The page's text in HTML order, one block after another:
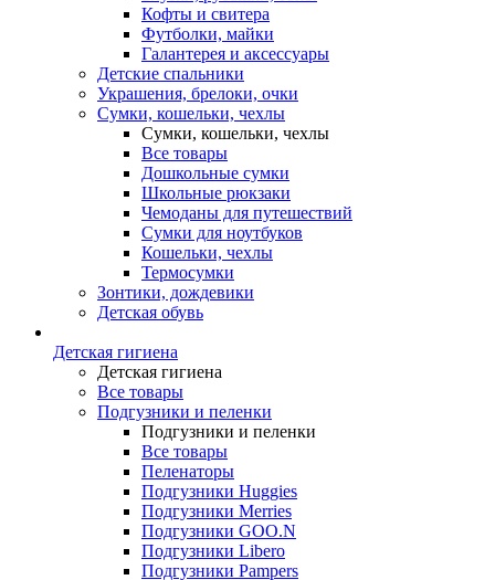
Кофты и свитера
Футболки, майки
Галантерея и аксессуары
Детские спальники
Украшения, брелоки, очки
Сумки, кошельки, чехлы
Сумки, кошельки, чехлы
Все товары
Дошкольные сумки
Школьные рюкзаки
Чемоданы для путешествий
Сумки для ноутбуков
Кошельки, чехлы
Термосумки
Зонтики, дождевики
Детская обувь
Детская гигиена
Детская гигиена
Все товары
Подгузники и пеленки
Подгузники и пеленки
Все товары
Пеленаторы
Подгузники Huggies
Подгузники Merries
Подгузники GOO.N
Подгузники Libero
Подгузники Pampers